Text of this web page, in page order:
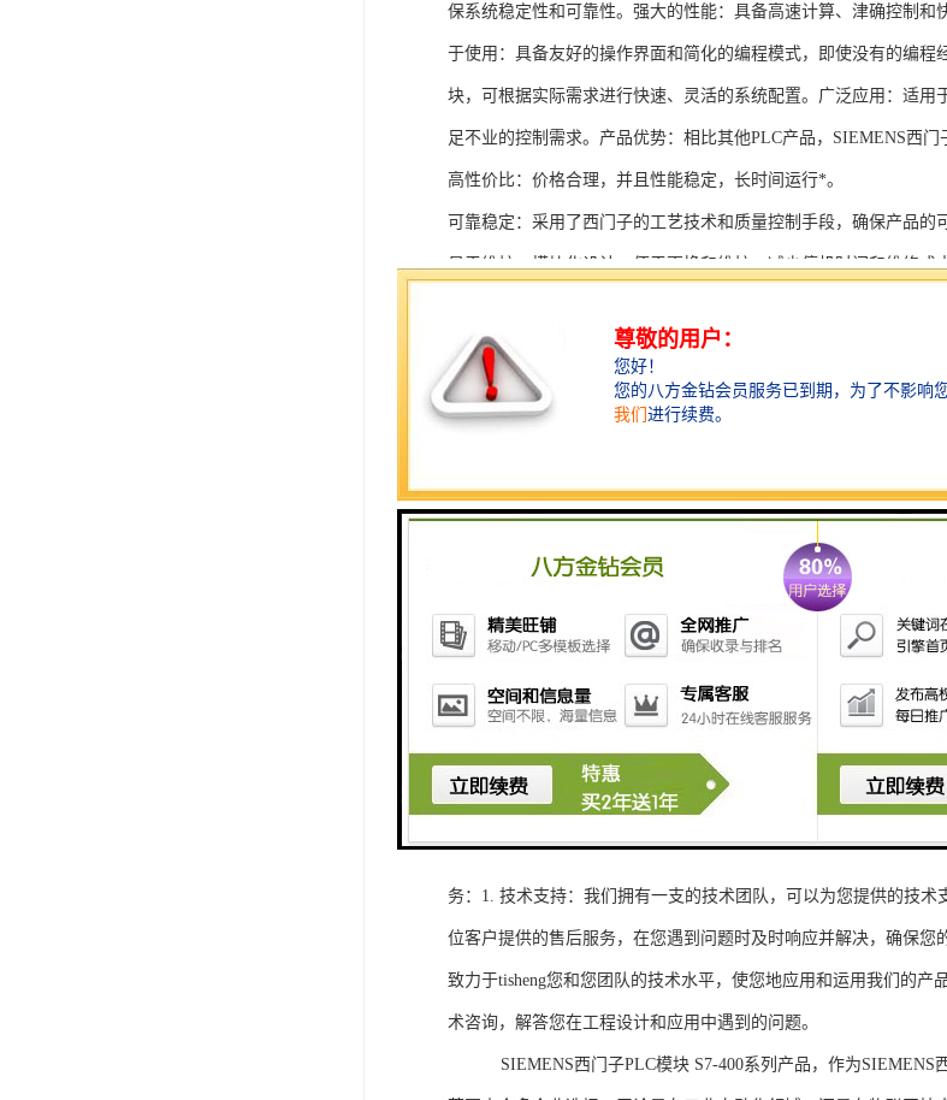
保系统稳定性和可靠性。强大的性能：具备高速计算、津确控制
于使用：具备友好的操作界面和简化的编程模式，即使没有的编
块，可根据实际需求进行快速、灵活的系统配置。广泛应用：适
足不业的控制需求。产品优势：相比其他PLC产品，SIEMENS西门
高性价比：价格合理，并且性能稳定，长时间运行*。
可靠稳定：采用了西门子的工艺技术和质量控制手段，确保产品的
易于维护：模块化设计，便于更换和维护，减少停机时间和维修成
灵活配置：多种通信接口和编程模式可选，满足不同用户的个性化
快速部署：配备了完善的软件工具和技术支持，可快速部署系统，
在智能科技、自动化科技和机电领域内有着到的见解。无论是提
SIEMENS西门子PLC模块S7-300系列产品是一系列高可靠性、
系列中的重要组成部分，S7-300系列产品具有以下突出特点：
1. 灵活性和可扩展性：S7-300系列产品设计特，可根据客户需求
2. 高速、高精度的模拟量输入输出：S7-300系列产品支持多达8个
3. 高可靠性和稳定性：S7-300系列产品采用的硬件和软件技术，具
4. 灵活可编程：S7-300系列产品采用TIA Portal开发环境，支持多
工程师提供了更多编程选择。
5. 可靠的通讯接口：S7-300系列产品配备丰富的通讯接口，可与其
购买SIEMENS西门子PLC模块S7-300系列产品，不仅获得了可靠
务：1. 技术支持：我们拥有一支的技术团队，可以为您提供的技
位客户提供的售后服务，在您遇到问题时及时响应并解决，确保您
致力于tisheng您和您团队的技术水平，使您地应用和运用我们的
术咨询，解答您在工程设计和应用中遇到的问题。
SIEMENS西门子PLC模块 S7-400系列产品，作为SIEMENS